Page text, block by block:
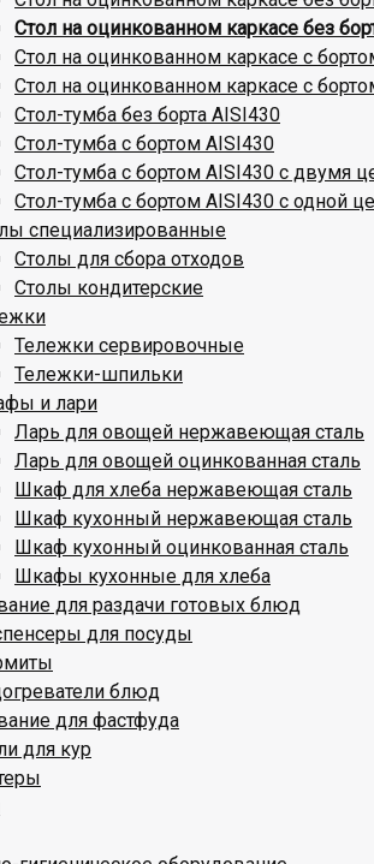
Стол на оцинкованном каркасе без
Стол на оцинкованном каркасе с
Стол на оцинкованном каркасе с
Стол-тумба без борта AISI430
Стол-тумба с бортом AISI430
Стол-тумба с бортом AISI430 с двумя
Стол-тумба с бортом AISI430 с одной
специализированные
Столы для сбора отходов
Столы кондитерские
Тележки сервировочные
Тележки-шпильки
и лари
Ларь для овощей нержавеющая сталь
Ларь для овощей оцинкованная сталь
Шкаф для хлеба нержавеющая сталь
Шкаф кухонный нержавеющая сталь
Шкаф кухонный оцинкованная сталь
Шкафы кухонные для хлеба
для раздачи готовых блюд
для посуды
блюд
для фастфуда
для кур